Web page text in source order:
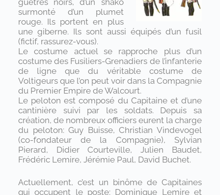
guêtres noirs, d’un shako
surmonté d’un plumet
rouge. Ils portent en plus
une giberne. Ils sont aussi équipés d’un fusil
(fictif, rassurez-vous).
Le costume actuel se rapproche plus d’un
costume des Fusiliers-Grenadiers de l’infanterie
de ligne que du véritable costume de
Voltigeurs que l’on peut voir dans la Compagnie
du Premier Empire de Walcourt.
Le peloton est composé du Capitaine et d’une
cantinière suivi par les soldats. Depuis sa
création, de nombreux officiers eurent la charge
du peloton: Guy Buisse, Christian Vindevogel
(co-fondateur de la Compagnie), Sylvian
Pierard, Didier Courteville, Julien Baudet,
Frédéric Lemire, Jérémie Paul, David Buchet.
Actuellement, c’est un binôme de Capitaines
qui occupent le poste: Dominique Lemire et